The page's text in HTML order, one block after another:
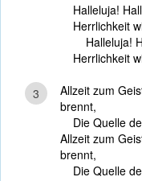
Halleluja!
Herrlichkeit
Halleluja!
Herrlichkeit
3
Allzeit zum
brennt,
Die Quelle
Allzeit zum
brennt,
Die Quelle